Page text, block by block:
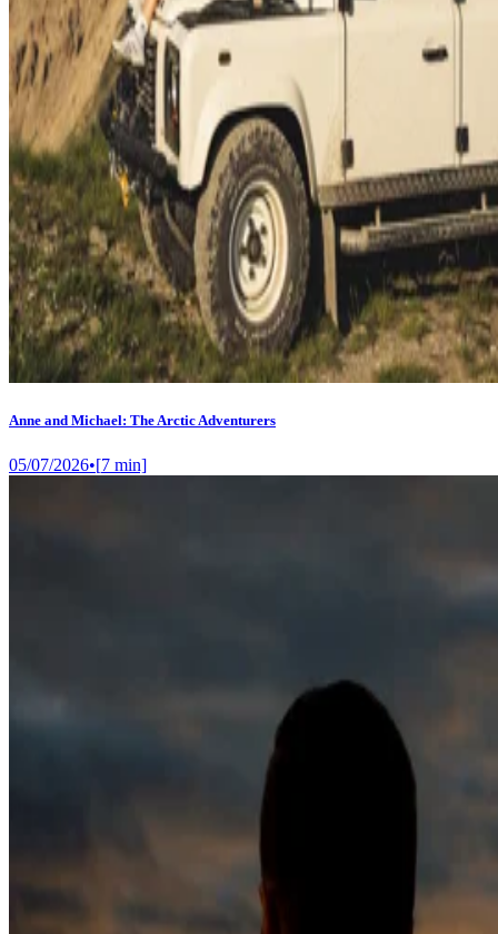
Anne and Michael: The Arctic Adventurers
05/07/2026•[7 min]